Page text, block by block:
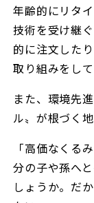
年齢的にリタ
技術を受け継
的に注文した
取り組みをし
また、環境先
ル〟が根づく地
「高価なくる
分の子や孫へ
しょうか。だ